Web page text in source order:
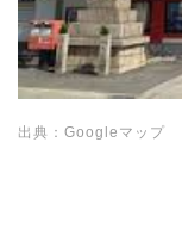
出典：Googleマップ